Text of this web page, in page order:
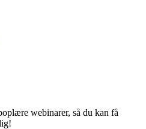
webinarer, så du kan få